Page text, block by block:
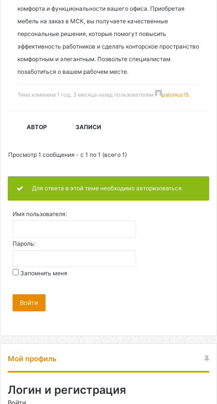
комфорта и функциональности вашего офиса. Приобретая
мебель на заказ в МСК, вы получаете качественные
персональные решения, которые помогут повысить
эффективность работников и сделать конторское пространство
комфортным и элегантным. Позвольте специалистам
позаботиться о вашем рабочем месте.
Тема изменена 1 год, 3 месяца назад пользователем palonius15.
АВТОР ЗАПИСИ
Просмотр 1 сообщения - с 1 по 1 (всего 1)
Для ответа в этой теме необходимо авторизоваться.
Имя пользователя:
Пароль:
Запомнить меня
Войти
Мой профиль
Логин и регистрация